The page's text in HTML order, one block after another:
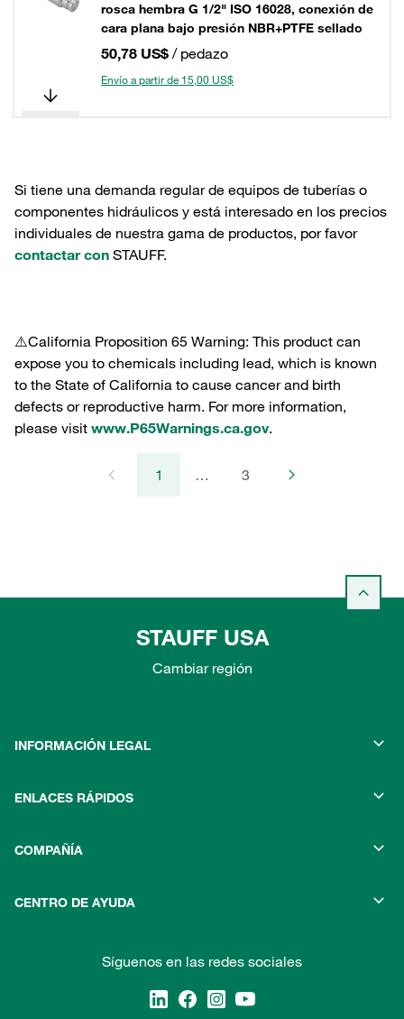
rosca hembra G 1/2" ISO 16028, conexión de
cara plana bajo presión NBR+PTFE sellado
50,78 US$ / pedazo
Envío a partir de 15,00 US$
Si tiene una demanda regular de equipos de tuberías o
componentes hidráulicos y está interesado en los precios
individuales de nuestra gama de productos, por favor
contactar con STAUFF.
⚠️California Proposition 65 Warning: This product can
expose you to chemicals including lead, which is known
to the State of California to cause cancer and birth
defects or reproductive harm. For more information,
please visit www.P65Warnings.ca.gov.
1 … 3
STAUFF USA
Cambiar región
INFORMACIÓN LEGAL
ENLACES RÁPIDOS
COMPAÑÍA
CENTRO DE AYUDA
Síguenos en las redes sociales